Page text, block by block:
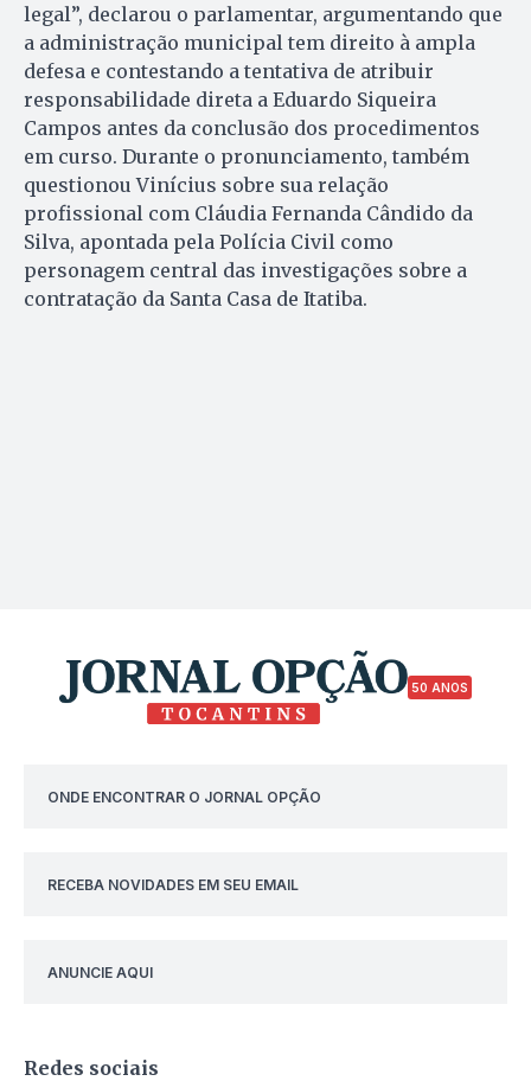
legal”, declarou o parlamentar, argumentando que
a administração municipal tem direito à ampla
defesa e contestando a tentativa de atribuir
responsabilidade direta a Eduardo Siqueira
Campos antes da conclusão dos procedimentos
em curso. Durante o pronunciamento, também
questionou Vinícius sobre sua relação
profissional com Cláudia Fernanda Cândido da
Silva, apontada pela Polícia Civil como
personagem central das investigações sobre a
contratação da Santa Casa de Itatiba.
50 ANOS
ONDE ENCONTRAR O JORNAL OPÇÃO
RECEBA NOVIDADES EM SEU EMAIL
ANUNCIE AQUI
Redes sociais